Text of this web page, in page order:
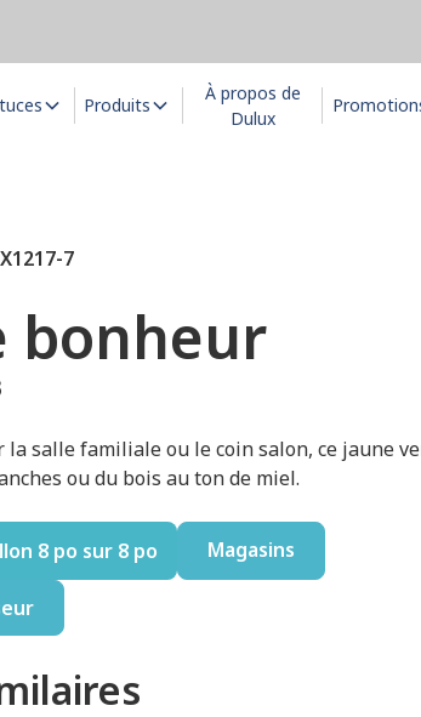
Produits
À propos de
Dulux
7
bonheur
la salle familiale ou le coin salon, ce jaune
ou du bois au ton de miel.
8 po sur 8 po Magasins